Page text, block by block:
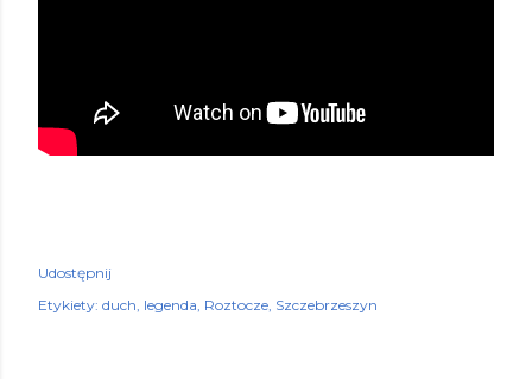
Udostępnij
Etykiety: duch legenda Roztocze Szczebrzeszyn